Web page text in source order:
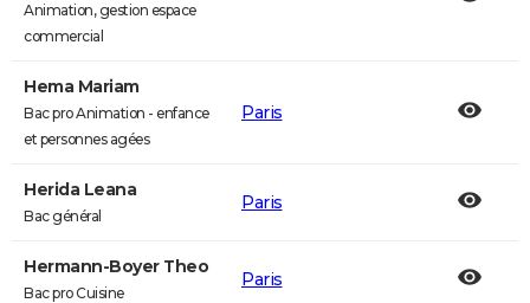
Animation, gestion espace
commercial
Hema Mariam
Bac pro Animation - enfance
et personnes agées
Paris
Herida Leana
Bac général
Paris
Hermann-Boyer Theo
Bac pro Cuisine
Paris